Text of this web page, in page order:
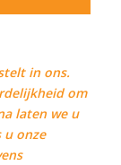
in ons.
om
laten we u
u onze